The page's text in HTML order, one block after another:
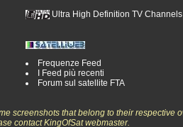
Ultra High Definition TV Channels
Frequenze Feed
I Feed più recenti
Forum sul satellite FTA
screenshots that belong to their respective
contact KingOfSat webmaster.